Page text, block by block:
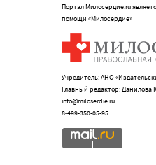
Портал Милосердие.ru
помощи «Милосердие»
Учредитель: АНО
Главный редактор: Данилова
info@miloserdie.ru
8-499-350-05-95